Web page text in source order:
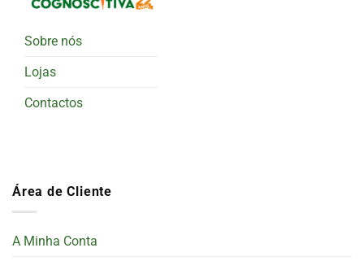
Sobre nós
Lojas
Contactos
Área de Cliente
A Minha Conta